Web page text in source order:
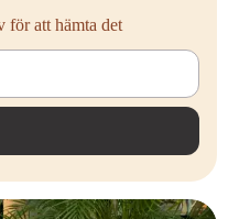
för att hämta det